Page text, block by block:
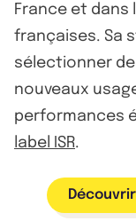
France et dans
françaises. Sa
sélectionner
nouveaux
performances
label ISR.